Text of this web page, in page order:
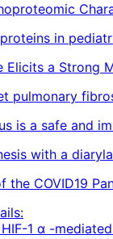
in
Elicits a Strong
pulmonary
is a safe and
with a
the COVID19
1 α -